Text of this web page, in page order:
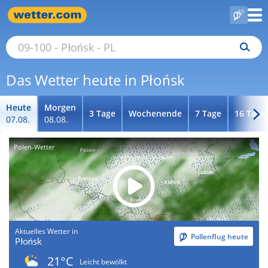
Das Wetter heute in Płońsk
Heute
07.08.
Morgen
08.08.
3 Tage Wochenende 7 Tage 16 Tage
Polen-Wetter
Aktuelles Wetter in
Płońsk Pollenflug heute
21°C
Leicht bewölkt